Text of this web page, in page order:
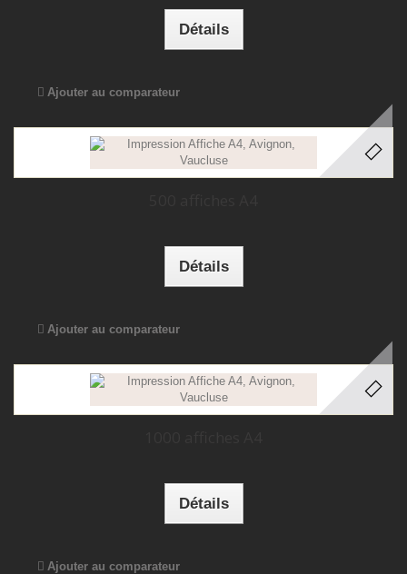
Détails
Ajouter au comparateur
Détails
Ajouter au comparateur
Détails
Ajouter au comparateur